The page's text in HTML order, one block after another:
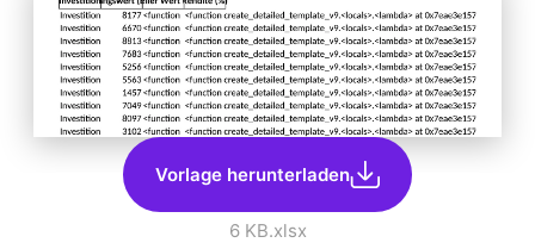
Vorlage herunterladen
6 KB.xlsx